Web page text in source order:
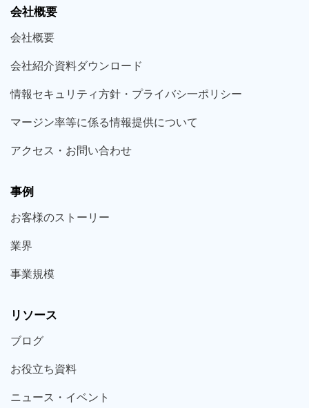
会社概要
会社概要
会社紹介資料ダウンロード
情報セキュリティ方針・プライバシ一ポリシー
マージン率等に係る情報提供について
アクセス・お問い合わせ
事例
お客様のストーリー
業界
事業規模
リソース
ブログ
お役立ち資料
ニュース・ イベント